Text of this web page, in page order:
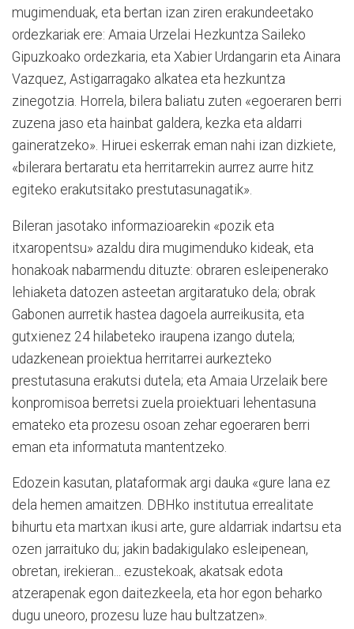
mugimenduak, eta bertan izan ziren erakundeetako
ordezkariak ere: Amaia Urzelai Hezkuntza Saileko
Gipuzkoako ordezkaria, eta Xabier Urdangarin eta Ainara
Vazquez, Astigarragako alkatea eta hezkuntza
zinegotzia. Horrela, bilera baliatu zuten «egoeraren berri
zuzena jaso eta hainbat galdera, kezka eta aldarri
gaineratzeko». Hiruei eskerrak eman nahi izan dizkiete,
«bilerara bertaratu eta herritarrekin aurrez aurre hitz
egiteko erakutsitako prestutasunagatik».
Bileran jasotako informazioarekin «pozik eta
itxaropentsu» azaldu dira mugimenduko kideak, eta
honakoak nabarmendu dituzte: obraren esleipenerako
lehiaketa datozen asteetan argitaratuko dela; obrak
Gabonen aurretik hastea dagoela aurreikusita, eta
gutxienez 24 hilabeteko iraupena izango dutela;
udazkenean proiektua herritarrei aurkezteko
prestutasuna erakutsi dutela; eta Amaia Urzelaik bere
konpromisoa berretsi zuela proiektuari lehentasuna
emateko eta prozesu osoan zehar egoeraren berri
eman eta informatuta mantentzeko.
Edozein kasutan, plataformak argi dauka «gure lana ez
dela hemen amaitzen. DBHko institutua errealitate
bihurtu eta martxan ikusi arte, gure aldarriak indartsu eta
ozen jarraituko du; jakin badakigulako esleipenean,
obretan, irekieran... ezustekoak, akatsak edota
atzerapenak egon daitezkeela, eta hor egon beharko
dugu uneoro, prozesu luze hau bultzatzen».